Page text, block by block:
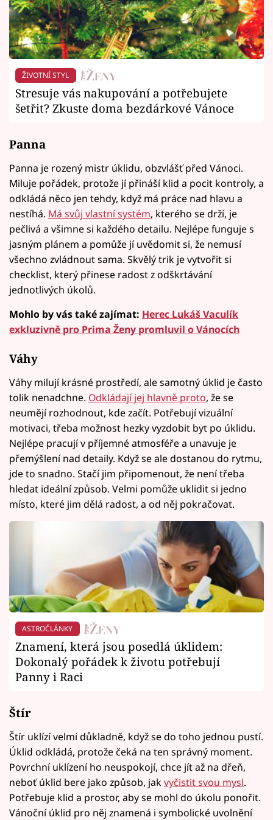
ŽIVOTNÍ STYL
Stresuje vás nakupování a potřebujete
šetřit? Zkuste doma bezdárkové Vánoce
Panna
Panna je rozený mistr úklidu, obzvlášť před Vánoci.
Miluje pořádek, protože jí přináší klid a pocit kontroly, a
odkládá něco jen tehdy, když má práce nad hlavu a
nestíhá. Má svůj vlastní systém, kterého se drží, je
pečlivá a všimne si každého detailu. Nejlépe funguje s
jasným plánem a pomůže jí uvědomit si, že nemusí
všechno zvládnout sama. Skvělý trik je vytvořit si
checklist, který přinese radost z odškrtávání
jednotlivých úkolů.
Mohlo by vás také zajímat: Herec Lukáš Vaculík
exkluzivně pro Prima Ženy promluvil o Vánocích
Váhy
Váhy milují krásné prostředí, ale samotný úklid je často
tolik nenadchne. Odkládají jej hlavně proto, že se
neumějí rozhodnout, kde začít. Potřebují vizuální
motivaci, třeba možnost hezky vyzdobit byt po úklidu.
Nejlépe pracují v příjemné atmosféře a unavuje je
přemýšlení nad detaily. Když se ale dostanou do rytmu,
jde to snadno. Stačí jim připomenout, že není třeba
hledat ideální způsob. Velmi pomůže uklidit si jedno
místo, které jim dělá radost, a od něj pokračovat.
ASTROČLÁNKY
Znamení, která jsou posedlá úklidem:
Dokonalý pořádek k životu potřebují
Panny i Raci
Štír
Štír uklízí velmi důkladně, když se do toho jednou pustí.
Úklid odkládá, protože čeká na ten správný moment.
Povrchní uklízení ho neuspokojí, chce jít až na dřeň,
neboť úklid bere jako způsob, jak vyčistit svou mysl.
Potřebuje klid a prostor, aby se mohl do úkolu ponořit.
Vánoční úklid pro něj znamená i symbolické uvolnění